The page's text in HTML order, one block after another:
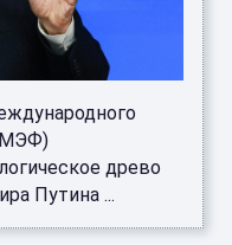
древо
Путина ...